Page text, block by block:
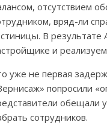
отсутствием
вряд-ли
В
и
уже не первая
попросили
обещали
сотрудников.